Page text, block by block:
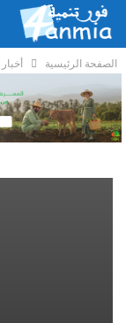
الصفحة الرئيسية